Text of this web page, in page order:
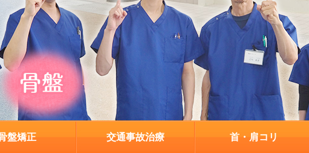
盤矯正 交通事故治療 首・肩コリ